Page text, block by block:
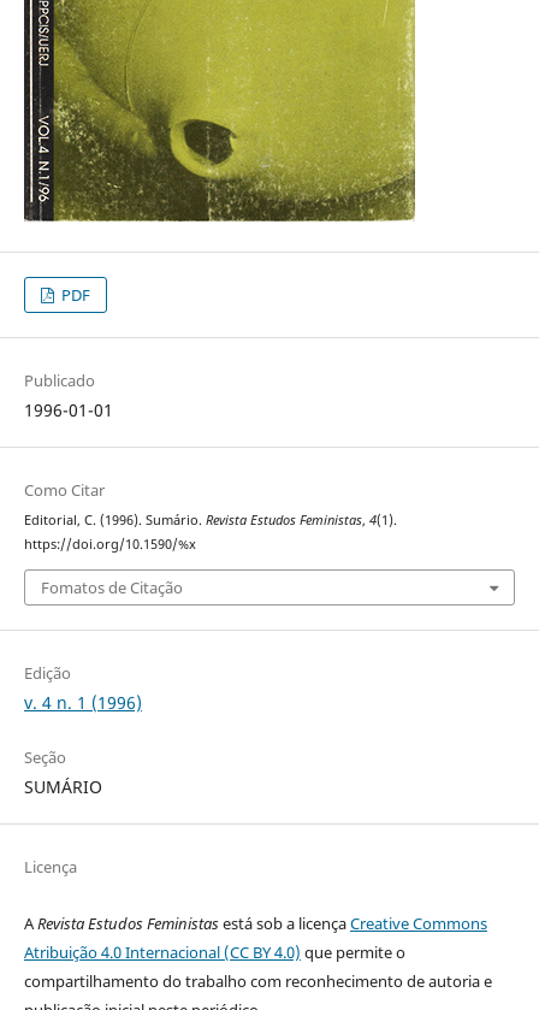
PDF
Publicado
1996-01-01
Como Citar
Editorial, C. (1996). Sumário. Revista Estudos Feministas, 4(1).
https://doi.org/10.1590/%x
Fomatos de Citação
Edição
v. 4 n. 1 (1996)
Seção
SUMÁRIO
Licença
ARevista Estudos Feministasestá sob a licençaCreative Commons
Atribuição 4.0 Internacional (CC BY 4.0) que permite o
compartilhamento do trabalho com reconhecimento de autoria e